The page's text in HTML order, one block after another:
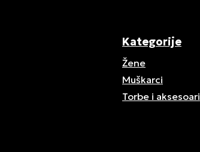
Kategorije
Žene
Muškarci
Torbe i aksesoari